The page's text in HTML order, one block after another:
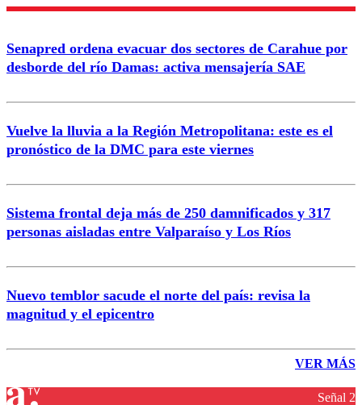
Enviar comentario
Senapred ordena evacuar dos sectores de Carahue por
desborde del río Damas: activa mensajería SAE
Vuelve la lluvia a la Región Metropolitana: este es el
pronóstico de la DMC para este viernes
Sistema frontal deja más de 250 damnificados y 317
personas aisladas entre Valparaíso y Los Ríos
Nuevo temblor sacude el norte del país: revisa la
magnitud y el epicentro
VER MÁS
Señal 2